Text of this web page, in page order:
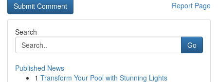
Report Page
Search
Go
Published News
1 Transform Your Pool with Stunning Lights